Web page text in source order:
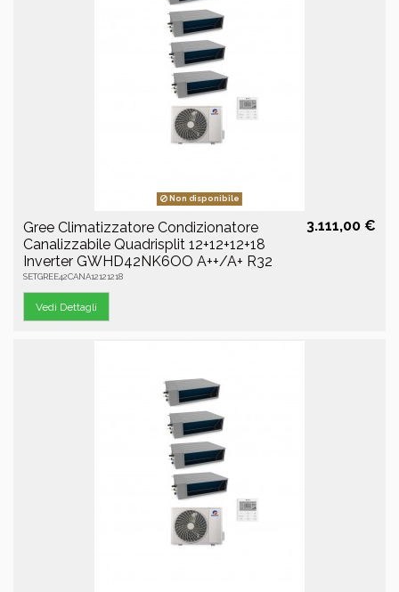
Non disponibile
Gree Climatizzatore Condizionatore
Canalizzabile Quadrisplit 12+12+12+18
Inverter GWHD42NK6OO A++/A+ R32
SETGREE42CANA12121218
3.111,00 €
Vedi Dettagli